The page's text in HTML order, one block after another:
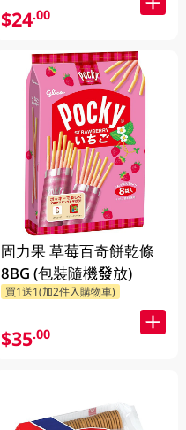
$24.00
固力果 草莓百奇餅乾條
8BG (包裝隨機發放)
買1送1(加2件入購物車)
$35.00